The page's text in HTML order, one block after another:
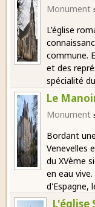
Monument
L'église
commune.
et des
spécialité
Le
Monument
Bordant
Venevelles
du XVème
en eau
d'Espagne,
L'église